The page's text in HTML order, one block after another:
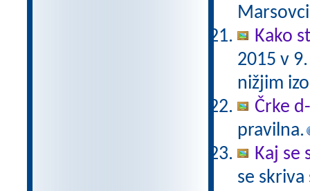
Kako
2015 v
nižjim
Črke
pravilna.
Kaj se
se